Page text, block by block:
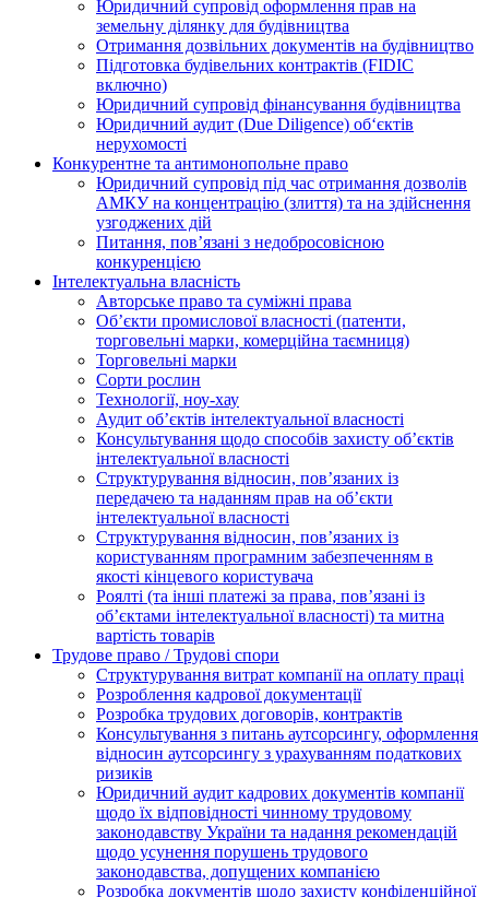
Юридичний супровід оформлення прав на
земельну ділянку для будівництва
Отримання дозвільних документів на будівництво
Підготовка будівельних контрактів (FIDIC
включно)
Юридичний супровід фінансування будівництва
Юридичний аудит (Due Diligence) об‘єктів
нерухомості
Конкурентне та антимонопольне право
Юридичний супровід під час отримання дозволів
АМКУ на концентрацію (злиття) та на здійснення
узгоджених дій
Питання, пов’язані з недобросовісною
конкуренцією
Інтелектуальна власність
Авторське право та суміжні права
Oб’єкти промислової власності (патенти,
торговельні марки, комерційна таємниця)
Торговельні марки
Сорти рослин
Технології, ноу-хау
Аудит об’єктів інтелектуальної власності
Консультування щодо способів захисту об’єктів
інтелектуальної власності
Структурування відносин, пов’язаних із
передачею та наданням прав на об’єкти
інтелектуальної власності
Структурування відносин, пов’язаних із
користуванням програмним забезпеченням в
якості кінцевого користувача
Роялті (та інші платежі за права, пов’язані із
об’єктами інтелектуальної власності) та митна
вартість товарів
Трудове право / Трудові спори
Cтруктурування витрат компанії на оплату праці
Розроблення кадрової документації
Розробка трудових договорів, контрактів
Консультування з питань аутсорсингу, оформлення
відносин аутсорсингу з урахуванням податкових
ризиків
Юридичний аудит кадрових документів компанії
щодо їх відповідності чинному трудовому
законодавству України та надання рекомендацій
щодо усунення порушень трудового
законодавства, допущених компанією
Розробка документів щодо захисту конфіденційної